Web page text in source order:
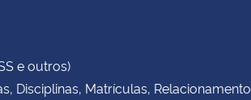
e outros)
Disciplinas, Matrículas, Relacionamento